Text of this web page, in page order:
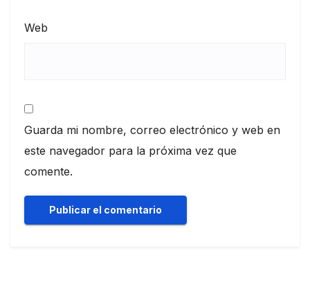
Web
Guarda mi nombre, correo electrónico y web en
este navegador para la próxima vez que
comente.